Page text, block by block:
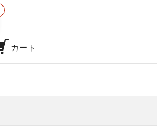
カート